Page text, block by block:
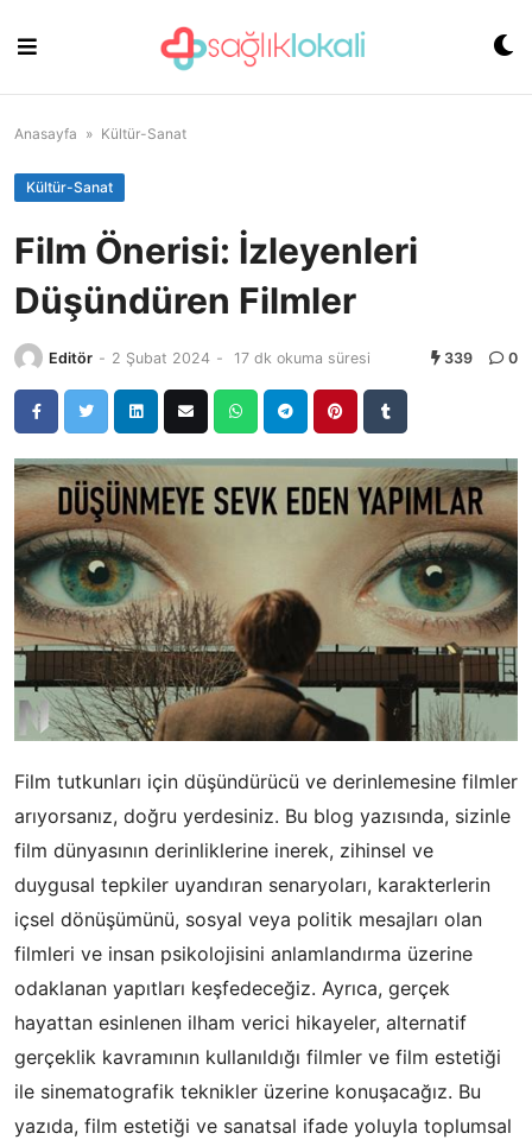
content
Anasayfa » Kültür-Sanat
Kültür-Sanat
Film Önerisi: İzleyenleri
Düşündüren Filmler
Editör - 2 Şubat 2024 - 17 dk okuma süresi 339 0
Film tutkunları için düşündürücü ve derinlemesine filmler
arıyorsanız, doğru yerdesiniz. Bu blog yazısında, sizinle
film dünyasının derinliklerine inerek, zihinsel ve
duygusal tepkiler uyandıran senaryoları, karakterlerin
içsel dönüşümünü, sosyal veya politik mesajları olan
filmleri ve insan psikolojisini anlamlandırma üzerine
odaklanan yapıtları keşfedeceğiz. Ayrıca, gerçek
hayattan esinlenen ilham verici hikayeler, alternatif
gerçeklik kavramının kullanıldığı filmler ve film estetiği
ile sinematografik teknikler üzerine konuşacağız. Bu
yazıda, film estetiği ve sanatsal ifade yoluyla toplumsal